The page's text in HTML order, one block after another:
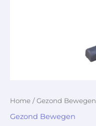
Home /Gezond Bewegen
Gezond Bewegen